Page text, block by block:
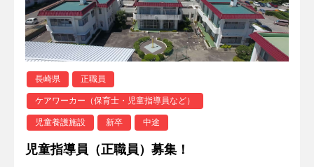
長崎県 正職員
ケアワーカー（保育士・児童指導員など）
児童養護施設 新卒 中途
児童指導員（正職員）募集！